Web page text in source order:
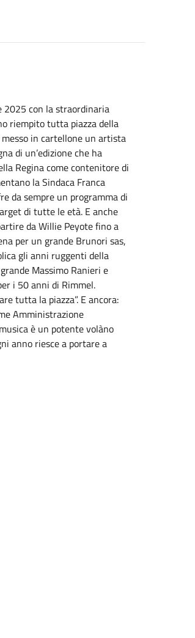
2025 con la straordinaria
riempito tutta piazza della
in cartellone un artista
di un’edizione che ha
Regina come contenitore di
la Sindaca Franca
da sempre un programma di
di tutte le età. E anche
da Willie Peyote fino a
per un grande Brunori sas,
gli anni ruggenti della
Massimo Ranieri e
i 50 anni di Rimmel.
tutta la piazza”. E ancora:
Amministrazione
è un potente volàno
anno riesce a portare a